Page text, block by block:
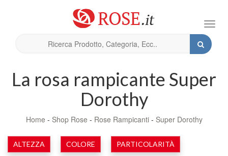
La rosa rampicante Super
Dorothy
Home - Shop Rose - Rose Rampicanti - Super Dorothy
ALTEZZA COLORE PARTICOLARITÀ